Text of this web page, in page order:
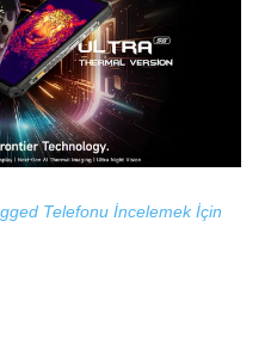
Telefonu İncelemek İçin